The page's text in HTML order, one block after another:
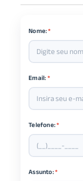
Nome:*
Email:*
Telefone:*
Assunto:*